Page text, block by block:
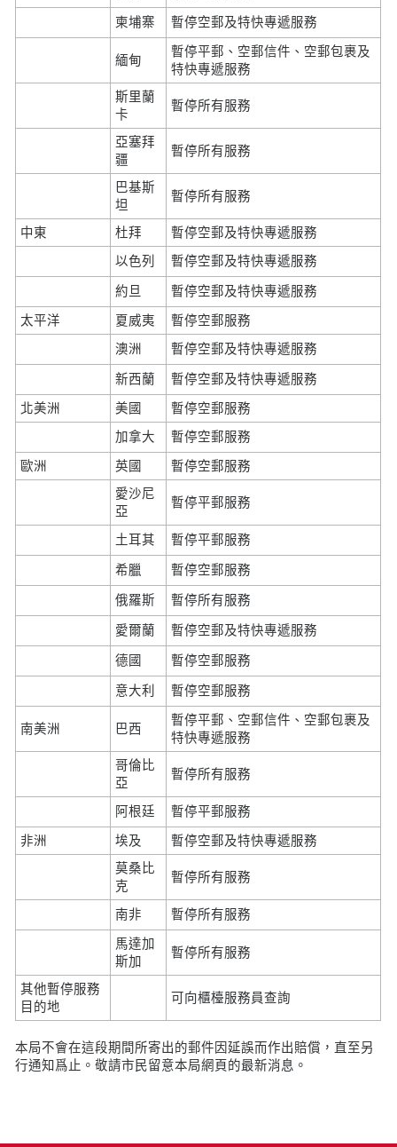
柬埔寨 暫停空郵及特快專遞服務
緬甸
暫停平郵、空郵信件、空郵包裹及
特快專遞服務
斯里蘭
卡
暫停所有服務
亞塞拜
疆
暫停所有服務
巴基斯
坦
暫停所有服務
中東 杜拜
暫停空郵及特快專遞服務
以色列
暫停空郵及特快專遞服務
約旦 暫停空郵及特快專遞服務
太平洋 夏威夷
暫停空郵服務
澳洲
暫停空郵及特快專遞服務
新西蘭 暫停空郵及特快專遞服務
北美洲 美國
暫停空郵服務
加拿大
暫停空郵服務
歐洲 英國
暫停空郵服務
愛沙尼
亞
暫停平郵服務
土耳其 暫停平郵服務
希臘 暫停空郵服務
俄羅斯 暫停所有服務
愛爾蘭 暫停空郵及特快專遞服務
德國 暫停空郵服務
意大利 暫停空郵服務
南美洲 巴西
暫停平郵、空郵信件、空郵包裹及
特快專遞服務
哥倫比
亞
暫停所有服務
阿根廷 暫停平郵服務
非洲 埃及
暫停空郵及特快專遞服務
莫桑比
克
暫停所有服務
南非 暫停所有服務
馬達加
斯加
暫停所有服務
其他暫停服務
目的地
可向櫃檯服務員查詢
本局不會在這段期間所寄出的郵件因延誤而作出賠償，直至另
行通知爲止。敬請市民留意本局網頁的最新消息。